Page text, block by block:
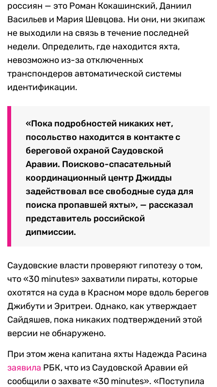
россиян — это Роман Кокашинский, Даниил
Васильев и Мария Шевцова. Ни они, ни экипаж
не выходили на связь в течение последней
недели. Определить, где находится яхта,
невозможно из-за отключенных
транспондеров автоматической системы
идентификации.
«Пока подробностей никаких нет,
посольство находится в контакте с
береговой охраной Саудовской
Аравии. Поисково-спасательный
координационный центр Джидды
задействовал все свободные суда для
поиска пропавшей яхты», — рассказал
представитель российской
дипмиссии.
Саудовские власти проверяют гипотезу о том,
что «30 minutes» захватили пираты, которые
охотятся на суда в Красном море вдоль берегов
Джибути и Эритреи. Однако, как утверждает
Сайдяшев, пока никаких подтверждений этой
версии не обнаружено.
При этом жена капитана яхты Надежда Расина
заявила РБК, что из Саудовской Аравии ей
сообщили о захвате «30 minutes». «Поступила